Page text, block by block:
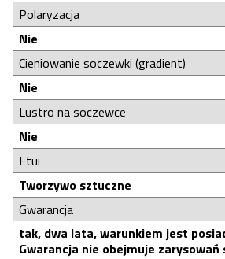
Polaryzacja
Nie
Cieniowanie soczewki (gradient)
Nie
Lustro na soczewce
Nie
Etui
Tworzywo sztuczne
Gwarancja
tak, dwa lata, warunkiem jest
Gwarancja nie obejmuje zarysowań